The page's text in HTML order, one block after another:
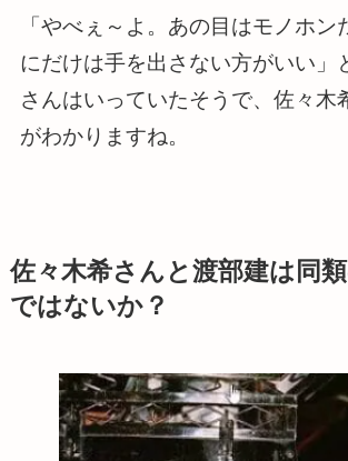
「やべぇ～よ。あの目はモノホン
にだけは手を出さない方がいい」
さんはいっていたそうで、佐々木
がわかりますね。
佐々木希さんと渡部建は同
ではないか？